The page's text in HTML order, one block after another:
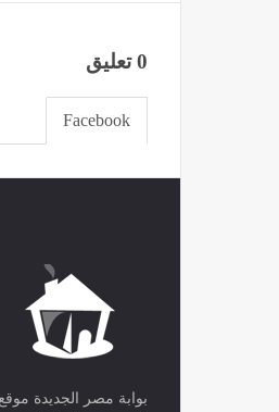
0 تعليق
Facebook
بوابة مصر الجديدة